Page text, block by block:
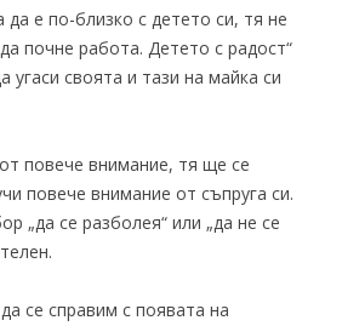
е по-близко с детето си, тя не
почне работа. Детето с радост“
угаси своята и тази на майка си
повече внимание, тя ще се
повече внимание от съпруга си.
„да се разболея“ или „да не се
се справим с появата на